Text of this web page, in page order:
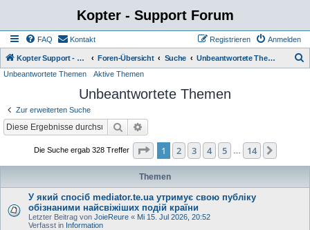
Kopter - Support Forum
FAQ Kontakt Anmelden
Registrieren
Kopter Support - von Anwendern für Anwender. Foren-Übersicht Suche Unbeantwortete Themen
Unbeantwortete Themen Aktive Themen
Unbeantwortete Themen
Zur erweiterten Suche
Suche
Die Suche ergab 328 Treffer Seite 1von 14
1 2 3 4 5 14
Themen
У який спосіб mediator.te.ua утримує свою публіку
обізнаними найсвіжіших подій країни
Letzter Beitrag von JoieReure « Mi 15. Jul 2026, 20:52
Verfasst in Information